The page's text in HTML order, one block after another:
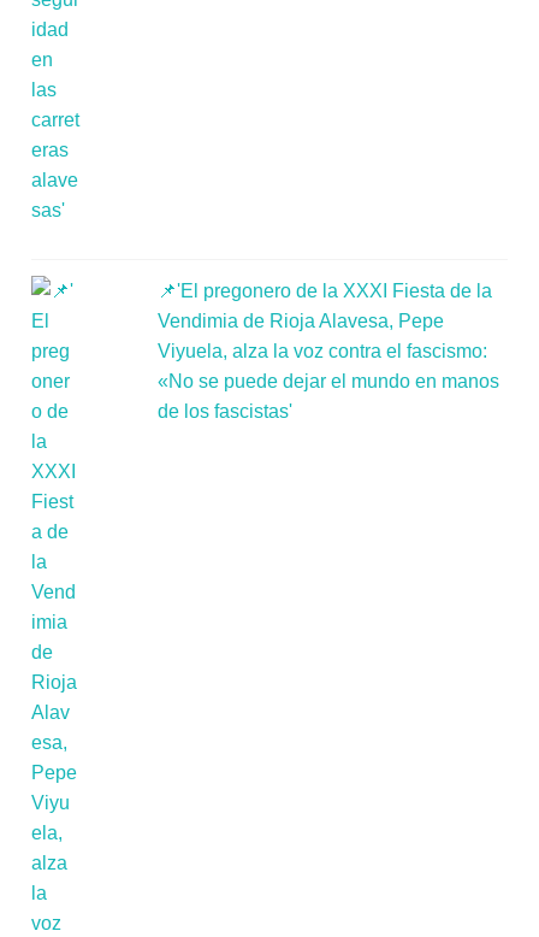
📌'El pregonero de la XXXI Fiesta de la
Vendimia de Rioja Alavesa, Pepe
Viyuela, alza la voz contra el fascismo:
«No se puede dejar el mundo en manos
de los fascistas'